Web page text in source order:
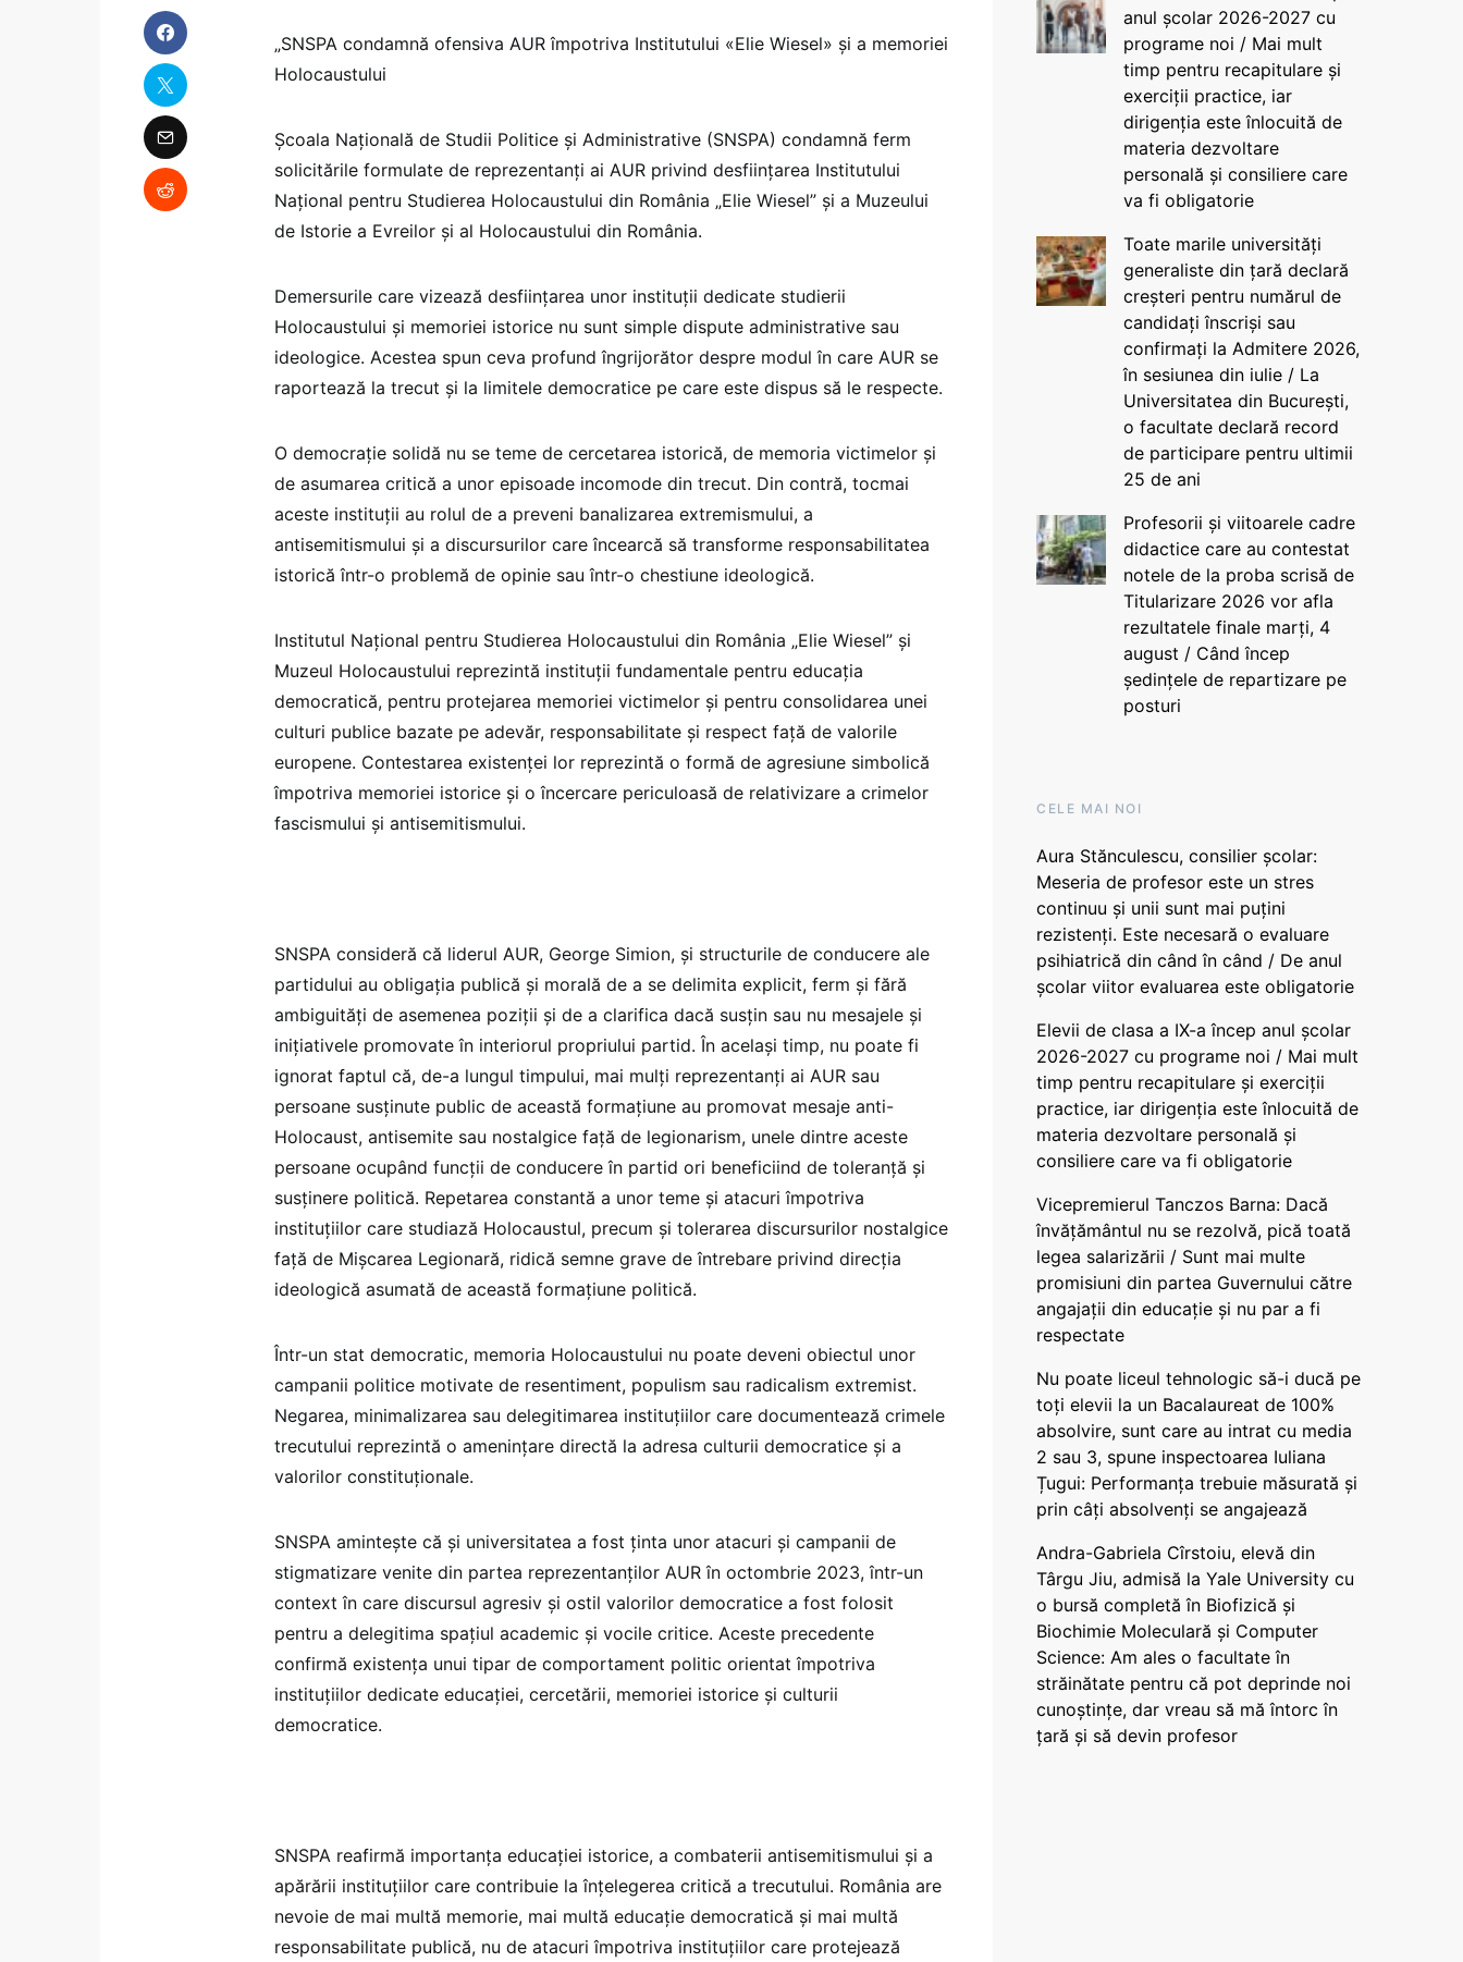
„SNSPA condamnă ofensiva AUR împotriva Institutului «Elie Wiesel» și a memoriei
Holocaustului
Școala Națională de Studii Politice și Administrative (SNSPA) condamnă ferm
solicitările formulate de reprezentanți ai AUR privind desființarea Institutului
Național pentru Studierea Holocaustului din România „Elie Wiesel” și a Muzeului
de Istorie a Evreilor și al Holocaustului din România.
Demersurile care vizează desființarea unor instituții dedicate studierii
Holocaustului și memoriei istorice nu sunt simple dispute administrative sau
ideologice. Acestea spun ceva profund îngrijorător despre modul în care AUR se
raportează la trecut și la limitele democratice pe care este dispus să le respecte.
O democrație solidă nu se teme de cercetarea istorică, de memoria victimelor și
de asumarea critică a unor episoade incomode din trecut. Din contră, tocmai
aceste instituții au rolul de a preveni banalizarea extremismului, a
antisemitismului și a discursurilor care încearcă să transforme responsabilitatea
istorică într-o problemă de opinie sau într-o chestiune ideologică.
Institutul Național pentru Studierea Holocaustului din România „Elie Wiesel” și
Muzeul Holocaustului reprezintă instituții fundamentale pentru educația
democratică, pentru protejarea memoriei victimelor și pentru consolidarea unei
culturi publice bazate pe adevăr, responsabilitate și respect față de valorile
europene. Contestarea existenței lor reprezintă o formă de agresiune simbolică
împotriva memoriei istorice și o încercare periculoasă de relativizare a crimelor
fascismului și antisemitismului.
SNSPA consideră că liderul AUR, George Simion, și structurile de conducere ale
partidului au obligația publică și morală de a se delimita explicit, ferm și fără
ambiguități de asemenea poziții și de a clarifica dacă susțin sau nu mesajele și
inițiativele promovate în interiorul propriului partid. În același timp, nu poate fi
ignorat faptul că, de-a lungul timpului, mai mulți reprezentanți ai AUR sau
persoane susținute public de această formațiune au promovat mesaje anti-
Holocaust, antisemite sau nostalgice față de legionarism, unele dintre aceste
persoane ocupând funcții de conducere în partid ori beneficiind de toleranță și
susținere politică. Repetarea constantă a unor teme și atacuri împotriva
instituțiilor care studiază Holocaustul, precum și tolerarea discursurilor nostalgice
față de Mișcarea Legionară, ridică semne grave de întrebare privind direcția
ideologică asumată de această formațiune politică.
Într-un stat democratic, memoria Holocaustului nu poate deveni obiectul unor
campanii politice motivate de resentiment, populism sau radicalism extremist.
Negarea, minimalizarea sau delegitimarea instituțiilor care documentează crimele
trecutului reprezintă o amenințare directă la adresa culturii democratice și a
valorilor constituționale.
SNSPA amintește că și universitatea a fost ținta unor atacuri și campanii de
stigmatizare venite din partea reprezentanților AUR în octombrie 2023, într-un
context în care discursul agresiv și ostil valorilor democratice a fost folosit
pentru a delegitima spațiul academic și vocile critice. Aceste precedente
confirmă existența unui tipar de comportament politic orientat împotriva
instituțiilor dedicate educației, cercetării, memoriei istorice și culturii
democratice.
SNSPA reafirmă importanța educației istorice, a combaterii antisemitismului și a
apărării instituțiilor care contribuie la înțelegerea critică a trecutului. România are
nevoie de mai multă memorie, mai multă educație democratică și mai multă
responsabilitate publică, nu de atacuri împotriva instituțiilor care protejează
anul școlar 2026-2027 cu
programe noi / Mai mult
timp pentru recapitulare și
exerciții practice, iar
dirigenția este înlocuită de
materia dezvoltare
personală și consiliere care
va fi obligatorie
Toate marile universități
generaliste din țară declară
creșteri pentru numărul de
candidați înscriși sau
confirmați la Admitere 2026,
în sesiunea din iulie / La
Universitatea din București,
o facultate declară record
de participare pentru ultimii
25 de ani
Profesorii și viitoarele cadre
didactice care au contestat
notele de la proba scrisă de
Titularizare 2026 vor afla
rezultatele finale marți, 4
august / Când încep
ședințele de repartizare pe
posturi
CELE MAI NOI
Aura Stănculescu, consilier școlar:
Meseria de profesor este un stres
continuu și unii sunt mai puțini
rezistenți. Este necesară o evaluare
psihiatrică din când în când / De anul
școlar viitor evaluarea este obligatorie
Elevii de clasa a IX-a încep anul școlar
2026-2027 cu programe noi / Mai mult
timp pentru recapitulare și exerciții
practice, iar dirigenția este înlocuită de
materia dezvoltare personală și
consiliere care va fi obligatorie
Vicepremierul Tanczos Barna: Dacă
învățământul nu se rezolvă, pică toată
legea salarizării / Sunt mai multe
promisiuni din partea Guvernului către
angajații din educație și nu par a fi
respectate
Nu poate liceul tehnologic să-i ducă pe
toți elevii la un Bacalaureat de 100%
absolvire, sunt care au intrat cu media
2 sau 3, spune inspectoarea Iuliana
Țugui: Performanța trebuie măsurată și
prin câți absolvenți se angajează
Andra-Gabriela Cîrstoiu, elevă din
Târgu Jiu, admisă la Yale University cu
o bursă completă în Biofizică și
Biochimie Moleculară și Computer
Science: Am ales o facultate în
străinătate pentru că pot deprinde noi
cunoștințe, dar vreau să mă întorc în
țară și să devin profesor